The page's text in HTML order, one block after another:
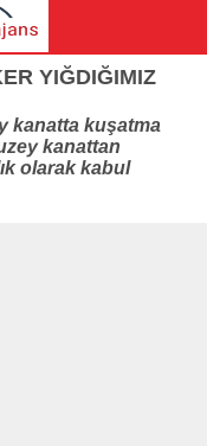
YIĞDIĞIMIZ
kanatta kuşatma
kanattan
olarak kabul